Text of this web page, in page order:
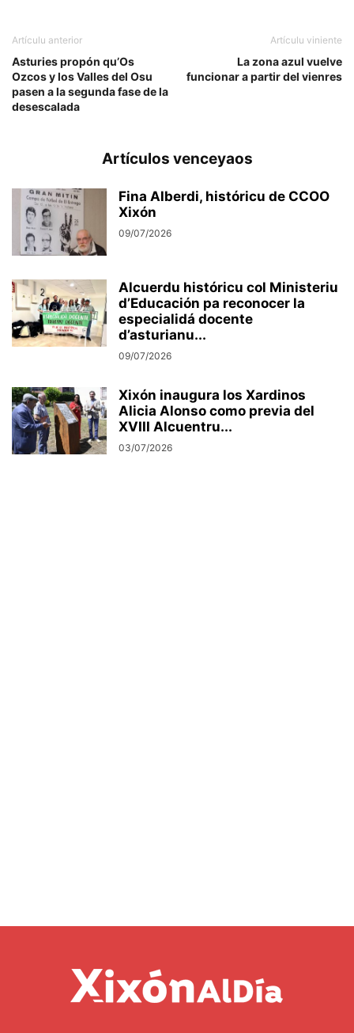
Artículu anterior
Asturies propón qu’Os
Ozcos y los Valles del Osu
pasen a la segunda fase de la
desescalada
Artículu viniente
La zona azul vuelve
funcionar a partir del vienres
Artículos venceyaos
Fina Alberdi, históricu de CCOO
Xixón
09/07/2026
Alcuerdu históricu col Ministeriu
d’Educación pa reconocer la
especialidá docente
d’asturianu...
09/07/2026
Xixón inaugura los Xardinos
Alicia Alonso como previa del
XVIII Alcuentru...
03/07/2026